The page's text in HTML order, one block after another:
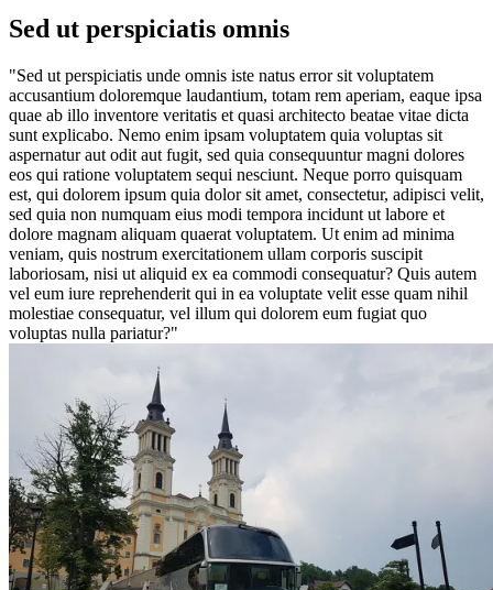
Sed ut perspiciatis omnis
"Sed ut perspiciatis unde omnis iste natus error sit voluptatem
accusantium doloremque laudantium, totam rem aperiam, eaque ipsa
quae ab illo inventore veritatis et quasi architecto beatae vitae dicta
sunt explicabo. Nemo enim ipsam voluptatem quia voluptas sit
aspernatur aut odit aut fugit, sed quia consequuntur magni dolores
eos qui ratione voluptatem sequi nesciunt. Neque porro quisquam
est, qui dolorem ipsum quia dolor sit amet, consectetur, adipisci velit,
sed quia non numquam eius modi tempora incidunt ut labore et
dolore magnam aliquam quaerat voluptatem. Ut enim ad minima
veniam, quis nostrum exercitationem ullam corporis suscipit
laboriosam, nisi ut aliquid ex ea commodi consequatur? Quis autem
vel eum iure reprehenderit qui in ea voluptate velit esse quam nihil
molestiae consequatur, vel illum qui dolorem eum fugiat quo
voluptas nulla pariatur?"